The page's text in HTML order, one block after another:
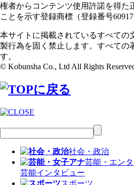
権者からコンテンツ使用許諾を得た
ことを示す登録商標（登録番号
本サイトに掲載されているすべての
製行為を固く禁止します。すべての
す。
© Kobunsha Co., Ltd All Rights
社会・政治
芸能・エンタ
芸能インタビュー
スポーツ